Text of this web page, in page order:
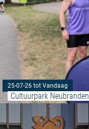
25-07-26 tot Vandaag
Cultuurpark